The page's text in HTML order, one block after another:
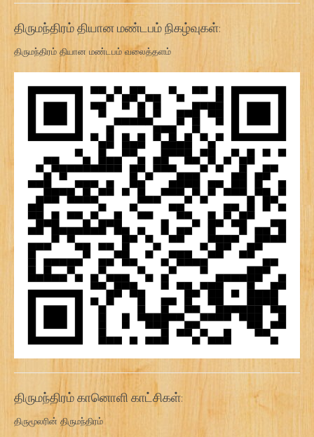
திருமந்திரம் தியான மண்டபம் நிகழ்வுகள்:
திருமந்திரம் தியான மண்டபம் வலைத்தளம்
திருமந்திரம் கானொளி காட்சிகள்:
திருமூலரின் திருமந்திரம்